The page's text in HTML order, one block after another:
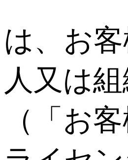
は、お
人又は組
（「お